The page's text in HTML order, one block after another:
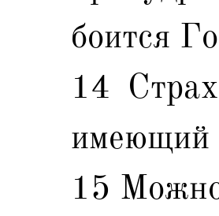
боится
14
имеющий
15